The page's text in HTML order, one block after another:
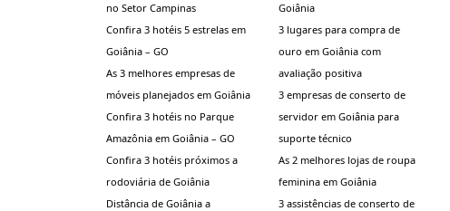
no Setor Campinas
Confira 3 hotéis 5 estrelas em
Goiânia – GO
As 3 melhores empresas de
móveis planejados em Goiânia
Confira 3 hotéis no Parque
Amazônia em Goiânia – GO
Confira 3 hotéis próximos a
rodoviária de Goiânia
Distância de Goiânia a
Goiânia
3 lugares para compra de
ouro em Goiânia com
avaliação positiva
3 empresas de conserto de
servidor em Goiânia para
suporte técnico
As 2 melhores lojas de roupa
feminina em Goiânia
3 assistências de conserto de